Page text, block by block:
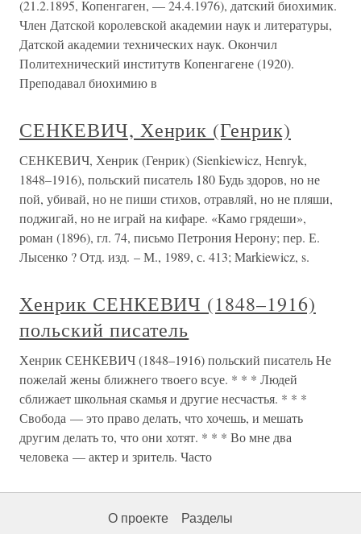
(21.2.1895, Копенгаген, — 24.4.1976), датский биохимик.
Член Датской королевской академии наук и литературы,
Датской академии технических наук. Окончил
Политехнический институтв Копенгагене (1920).
Преподавал биохимию в
СЕНКЕВИЧ, Хенрик (Генрик)
СЕНКЕВИЧ, Хенрик (Генрик) (Sienkiewicz, Henryk,
1848–1916), польский писатель 180 Будь здоров, но не
пой, убивай, но не пиши стихов, отравляй, но не пляши,
поджигай, но не играй на кифаре. «Камо грядеши»,
роман (1896), гл. 74, письмо Петрония Нерону; пер. Е.
Лысенко ? Отд. изд. – М., 1989, с. 413; Markiewicz, s.
Хенрик СЕНКЕВИЧ (1848–1916)
польский писатель
Хенрик СЕНКЕВИЧ (1848–1916) польский писатель Не
пожелай жены ближнего твоего всуе. * * * Людей
сближает школьная скамья и другие несчастья. * * *
Свобода — это право делать, что хочешь, и мешать
другим делать то, что они хотят. * * * Во мне два
человека — актер и зритель. Часто
О проекте Разделы